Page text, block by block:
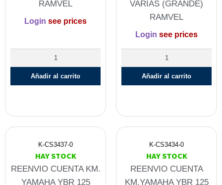
RAMVEL
Login see prices
Añadir al carrito
VARIAS (GRANDE)
RAMVEL
Login see prices
Añadir al carrito
K-CS3437-0
HAY STOCK
REENVIO CUENTA KM.
YAMAHA YBR 125
K-CS3434-0
HAY STOCK
REENVIO CUENTA
KM.YAMAHA YBR 125